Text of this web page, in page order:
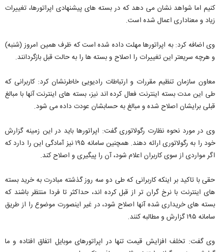
کنیم اما شواهد نشان می دهد که در بسته های پیشنهادی اپراتورها، تغییرات
زیاد و معناداری اعمال شده است.
وی اضافه کرد: به اپراتورها مهلت داده شده است که ظرف همین امروز (شنبه)
و هرچه سریعتر این تغییرات را اصلاح و بسته ها را به حالت قبل بازگردانند.
معاون سازمان تنظیم مقررات و ارتباطات رادیویی خاطرنشان کرد: کاربرانی که
طی این مدت بسته اینترنت فعال کرده اند نیز، بسته های اینترنت آنها با مبالغ
قبلی برایشان اصلاح شده و مبالغ به حسابشان عودت داده می شود.
وی در مورد نحوه نظارت رگولاتوری گفت: اپراتورها باید در این زمینه گزارش
خود را به رگولاتوری ارائه دهند. همچنین سامانه ۱۹۵ نیز آمادگی این را دارد که
اگر مواردی از سوی کاربران اعلام شود، آن را پیگیری و اصلاح کند.
حقی با تاکید بر اینکه کاربرانی که طی دو سه روز گذشته مبادرت به خرید بسته
های اینترنت با نرخ گران تر از قبل کرده اند، حداکثر تا فردا منتظر باشند که
بسته های خریداری شده آنها اصلاح شود، در غیر اینصورت موضوع را از طریق
سامانه ۱۹۵ گزارش و مطالبه کنند.
وی گفت: تخلف افزایش قیمت تنها در اپراتورهای موبایل اتفاق افتاده و ما